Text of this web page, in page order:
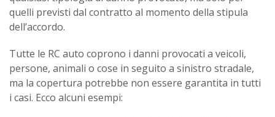
quelli previsti dal contratto al momento della stipula
dell’accordo.
Tutte le RC auto coprono i danni provocati a veicoli,
persone, animali o cose in seguito a sinistro stradale,
ma la copertura potrebbe non essere garantita in tutti
i casi. Ecco alcuni esempi: